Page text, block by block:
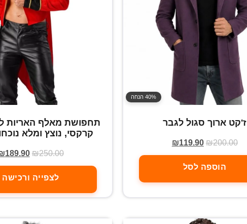
40% הנחה
ז'קט ארוך סגול לגבר
₪200.00
₪119.90
הוספה לסל
תחפושת מאלף האריות
קרקסי, נוצץ ומלא
₪250.00
189.90
לצפייה ורכישה